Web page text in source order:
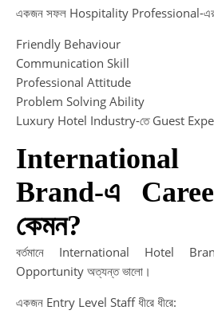
একজন সফল Hospitality Professional-এর
Friendly Behaviour
Communication Skill
Professional Attitude
Problem Solving Ability
Luxury Hotel Industry-তে Guest
Brand-এ
কেমন?
বর্তমানে International Hotel
Opportunity অত্যন্ত ভালো।
একজন Entry Level Staff ধীরে ধীরে: